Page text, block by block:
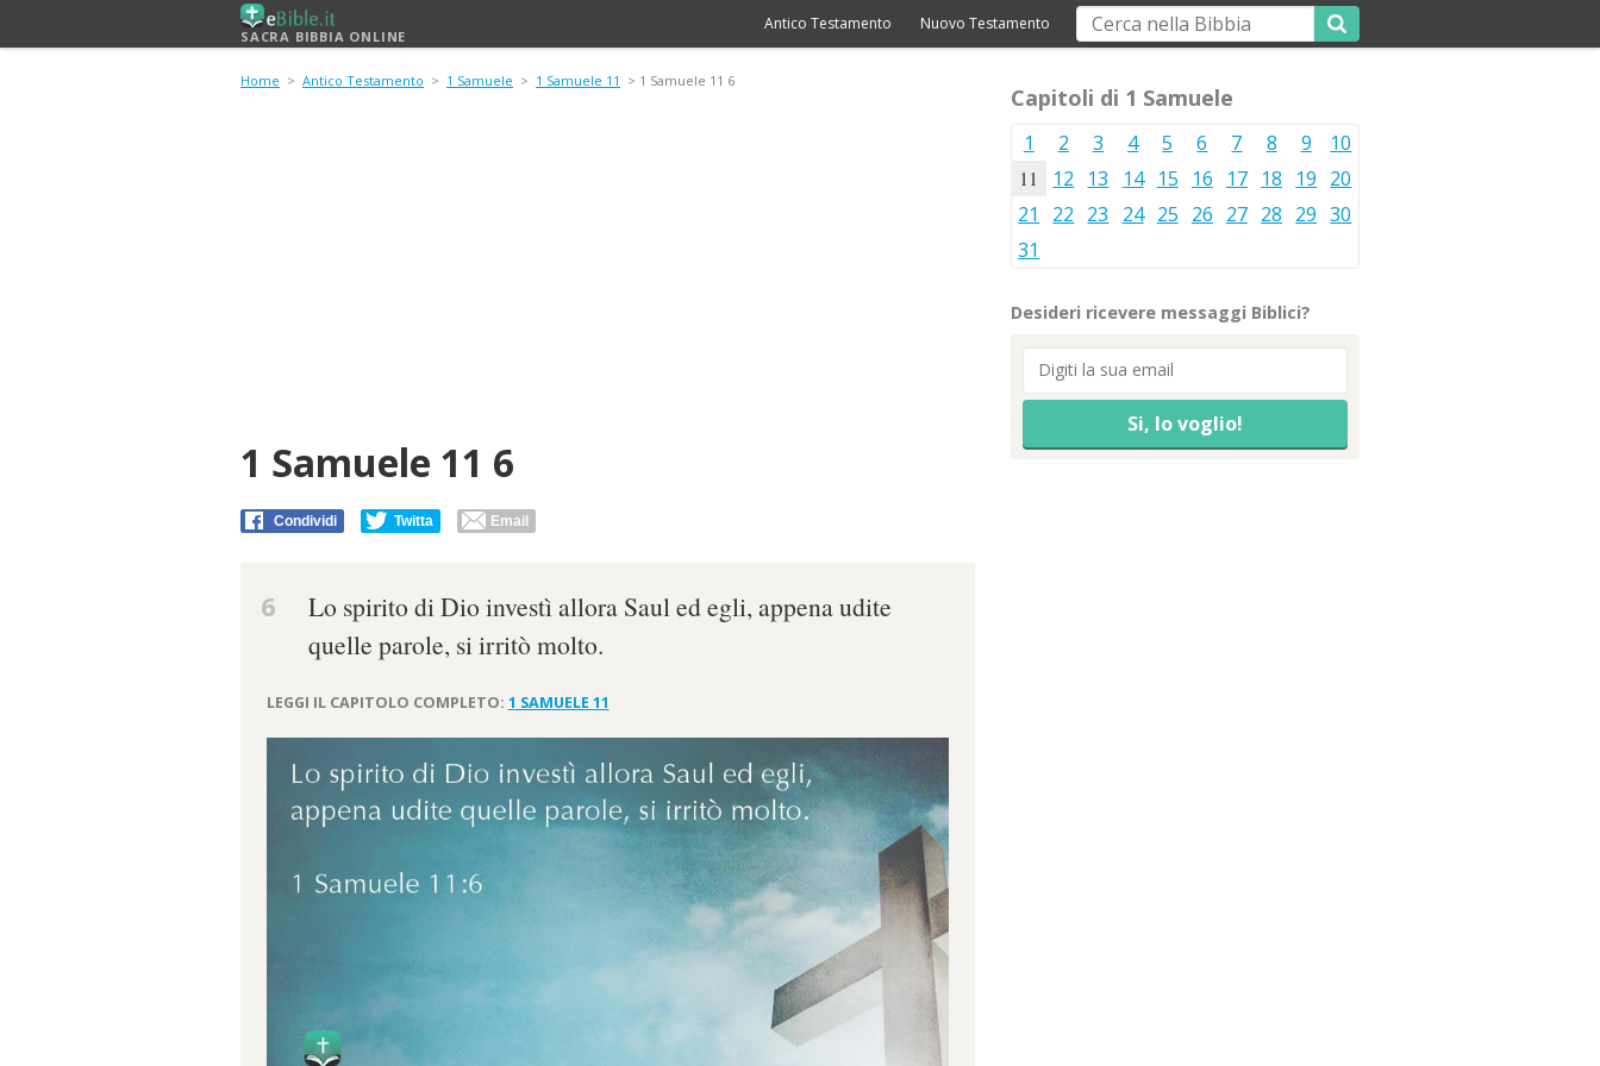
SACRA BIBBIA ONLINE
Antico Testamento Nuovo Testamento
Home > Antico Testamento > 1 Samuele > 1 Samuele 11 > 1 Samuele 11 6
1 Samuele 11 6
Condividi Twitta Email
6
Lo spirito di Dio investì allora Saul ed egli, appena udite
quelle parole, si irritò molto.
LEGGI IL CAPITOLO COMPLETO: 1 SAMUELE 11
Capitoli di 1 Samuele
1 2 3 4 5 6 7 8 9 10
11 12 13 14 15 16 17 18 19 20
21
22 23 24 25 26 27 28 29 30
31
Desideri ricevere messaggi Biblici?